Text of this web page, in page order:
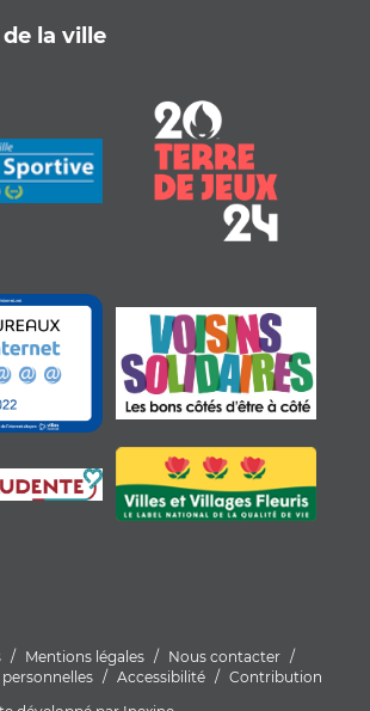
la ville
Mentions légales
Nous contacter
Accessibilité
Contribution